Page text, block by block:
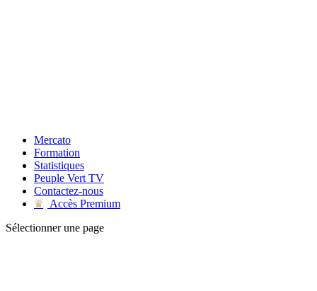
Mercato
Formation
Statistiques
Peuple Vert TV
Contactez-nous
♛
Accès Premium
Sélectionner une page